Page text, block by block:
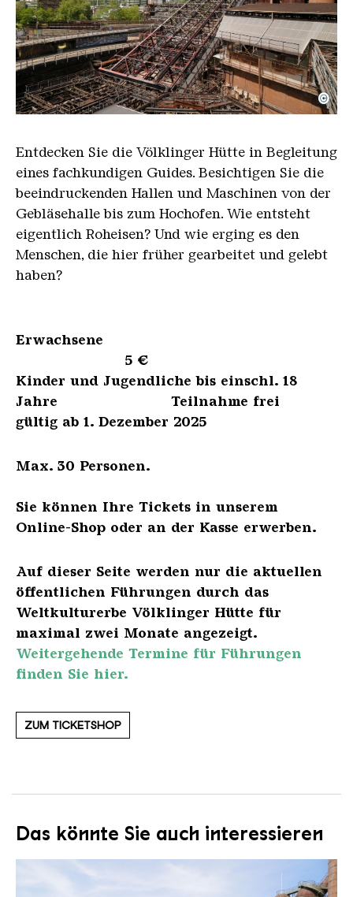
Der Erzschrägaufzug der Völklinger Hütte mit
Copyright: Weltkulturerbe Völklinger Hütte | Karl
©
Entdecken Sie die Völklinger Hütte in Begleitung
eines fachkundigen Guides. Besichtigen Sie die
beeindruckenden Hallen und Maschinen von der
Gebläsehalle bis zum Hochofen. Wie entsteht
eigentlich Roheisen? Und wie erging es den
Menschen, die hier früher gearbeitet und gelebt
haben?
Erwachsene
5 €
Kinder und Jugendliche bis einschl. 18
Jahre Teilnahme frei
gültig ab 1. Dezember 2025
Max. 30 Personen.
Sie können Ihre Tickets in unserem
Online-Shop oder an der Kasse erwerben.
Auf dieser Seite werden nur die aktuellen
öffentlichen Führungen durch das
Weltkulturerbe Völklinger Hütte für
maximal zwei Monate angezeigt.
Weitergehende Termine für Führungen
finden Sie hier.
ZUM TICKETSHOP
Das könnte Sie auch interessieren